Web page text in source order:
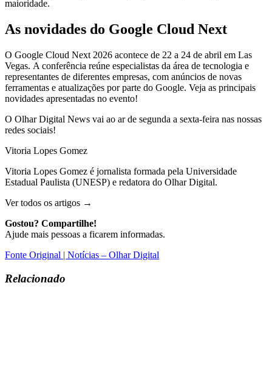
maioridade.
As novidades do Google Cloud Next
O Google Cloud Next 2026 acontece de 22 a 24 de abril em Las
Vegas. A conferência reúne especialistas da área de tecnologia e
representantes de diferentes empresas, com anúncios de novas
ferramentas e atualizações por parte do Google. Veja as principais
novidades apresentadas no evento!
O Olhar Digital News vai ao ar de segunda a sexta-feira nas nossas
redes sociais!
Vitoria Lopes Gomez
Vitoria Lopes Gomez é jornalista formada pela Universidade
Estadual Paulista (UNESP) e redatora do Olhar Digital.
Ver todos os artigos →
Gostou? Compartilhe!
Ajude mais pessoas a ficarem informadas.
Fonte Original | Notícias – Olhar Digital
Relacionado